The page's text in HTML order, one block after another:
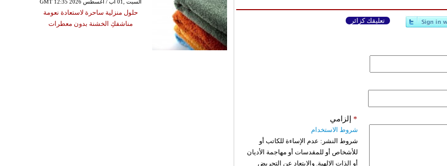
تعليقك كزائر
إلزامي *
شروط الاستخدام
شروط النشر: عدم الإساءة للكاتب أو
للأشخاص أو للمقدسات أو مهاجمة الأديان
أو الذات الالهية. والابتعاد عن التحريض
GMT 12:35 2026 السبت ,01 آب / أغسطس
حلول منزلية ساحرة لاستعادة نعومة
مناشفكِ الخشنة بدون معطرات